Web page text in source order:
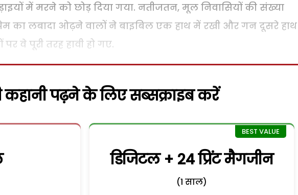
में मरने को छोड़ दिया गया. नतीजतन, मूल निवासियों की संख्या
का लबादा ओढ़ने वालों ने बाइबिल एक हाथ में रखी और गन दूसरे हाथ
वे पूरी तरह हावी हो गए.
पढ़ने के लिए सब्सक्राइब करें
डिजिटल + 24 प्रिंट मैगजीन
(1 साल)